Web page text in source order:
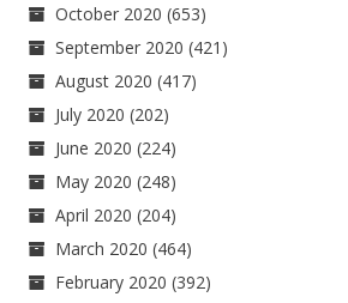
October 2020 (653)
September 2020 (421)
August 2020 (417)
July 2020 (202)
June 2020 (224)
May 2020 (248)
April 2020 (204)
March 2020 (464)
February 2020 (392)